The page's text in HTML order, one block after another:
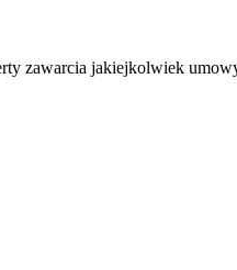
zawarcia jakiejkolwiek